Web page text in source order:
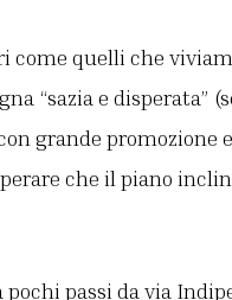
quelli che
“sazia e disperata”
grande promozione
che il piano
pochi passi da via